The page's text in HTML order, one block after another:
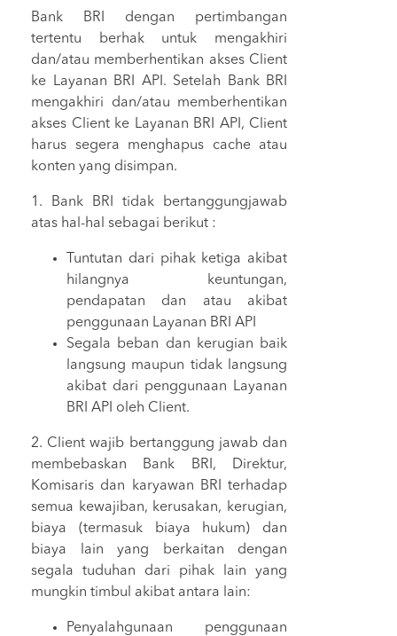
Bank BRI dengan pertimbangan
tertentu berhak untuk mengakhiri
dan/atau memberhentikan akses Client
ke Layanan BRI API. Setelah Bank BRI
mengakhiri dan/atau memberhentikan
akses Client ke Layanan BRI API, Client
harus segera menghapus cache atau
konten yang disimpan.
1. Bank BRI tidak bertanggungjawab
atas hal-hal sebagai berikut :
Tuntutan dari pihak ketiga akibat
hilangnya keuntungan,
pendapatan dan atau akibat
penggunaan Layanan BRI API
Segala beban dan kerugian baik
langsung maupun tidak langsung
akibat dari penggunaan Layanan
BRI API oleh Client.
2. Client wajib bertanggung jawab dan
membebaskan Bank BRI, Direktur,
Komisaris dan karyawan BRI terhadap
semua kewajiban, kerusakan, kerugian,
biaya (termasuk biaya hukum) dan
biaya lain yang berkaitan dengan
segala tuduhan dari pihak lain yang
mungkin timbul akibat antara lain:
Penyalahgunaan penggunaan